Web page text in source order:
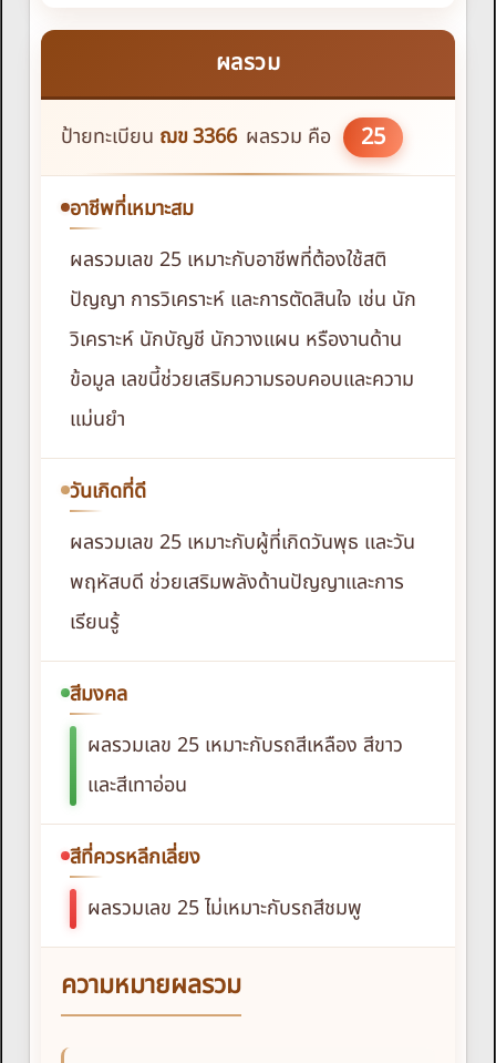
ผลรวม
ป้ายทะเบียน ฌข3366 ผลรวม คือ 25
อาชีพที่เหมาะสม
ผลรวมเลข 25 เหมาะกับอาชีพที่ต้องใช้สติ
ปัญญา การวิเคราะห์ และการตัดสินใจ เช่น นัก
วิเคราะห์ นักบัญชี นักวางแผน หรืองานด้าน
ข้อมูล เลขนี้ช่วยเสริมความรอบคอบและความ
แม่นยำ
วันเกิดที่ดี
ผลรวมเลข 25 เหมาะกับผู้ที่เกิดวันพุธ และวัน
พฤหัสบดี ช่วยเสริมพลังด้านปัญญาและการ
เรียนรู้
สีมงคล
ผลรวมเลข 25 เหมาะกับรถสีเหลือง สีขาว
และสีเทาอ่อน
สีที่ควรหลีกเลี่ยง
ผลรวมเลข 25 ไม่เหมาะกับรถสีชมพู
ความหมายผลรวม